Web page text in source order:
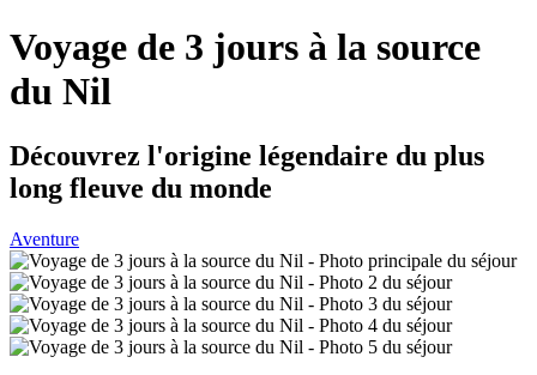
Voyage de 3 jours à la source
du Nil
Découvrez l'origine légendaire du plus
long fleuve du monde
Aventure